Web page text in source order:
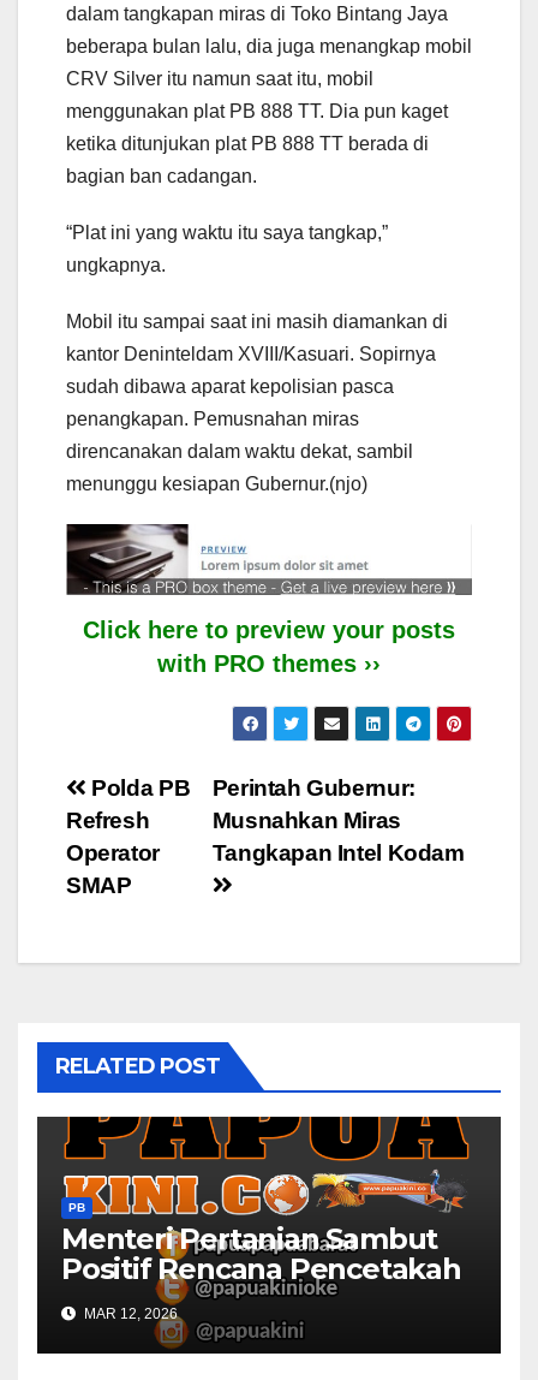
dalam tangkapan miras di Toko Bintang Jaya
beberapa bulan lalu, dia juga menangkap mobil
CRV Silver itu namun saat itu, mobil
menggunakan plat PB 888 TT. Dia pun kaget
ketika ditunjukan plat PB 888 TT berada di
bagian ban cadangan.
“Plat ini yang waktu itu saya tangkap,”
ungkapnya.
Mobil itu sampai saat ini masih diamankan di
kantor Deninteldam XVIII/Kasuari. Sopirnya
sudah dibawa aparat kepolisian pasca
penangkapan. Pemusnahan miras
direncanakan dalam waktu dekat, sambil
menunggu kesiapan Gubernur.(njo)
Click here to preview your posts
with PRO themes ››
Post
navigation
Perintah Gubernur:
Musnahkan Miras
Tangkapan Intel Kodam
Polda PB
Refresh
Operator
SMAP
RELATED POST
PB
Menteri Pertanian Sambut
Positif Rencana Pencetakah
Sawah dan Ladang di Papua
Barat
MAR 12, 2026